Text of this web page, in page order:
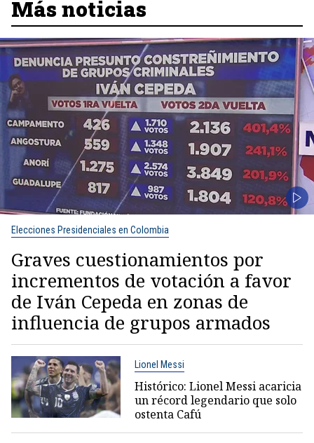
Más noticias
Elecciones Presidenciales en Colombia
Graves cuestionamientos por
incrementos de votación a favor
de Iván Cepeda en zonas de
influencia de grupos armados
Lionel Messi
Histórico: Lionel Messi acaricia
un récord legendario que solo
ostenta Cafú